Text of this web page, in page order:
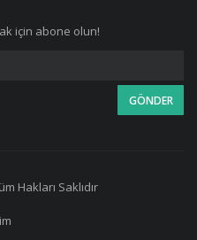
için abone olun!
Hakları Saklıdır